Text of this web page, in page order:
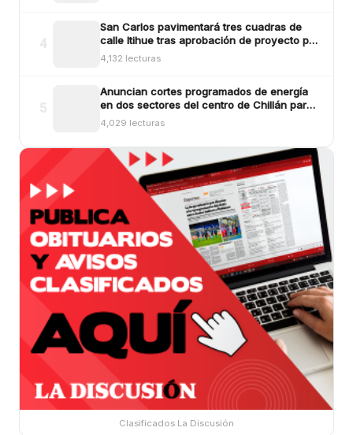
San Carlos pavimentará tres cuadras de
calle Itihue tras aprobación de proyecto por
más de $554 millones
4,132 lecturas
Anuncian cortes programados de energía
en dos sectores del centro de Chillán para
este viernes
4,029 lecturas
Clasificados La Discusión